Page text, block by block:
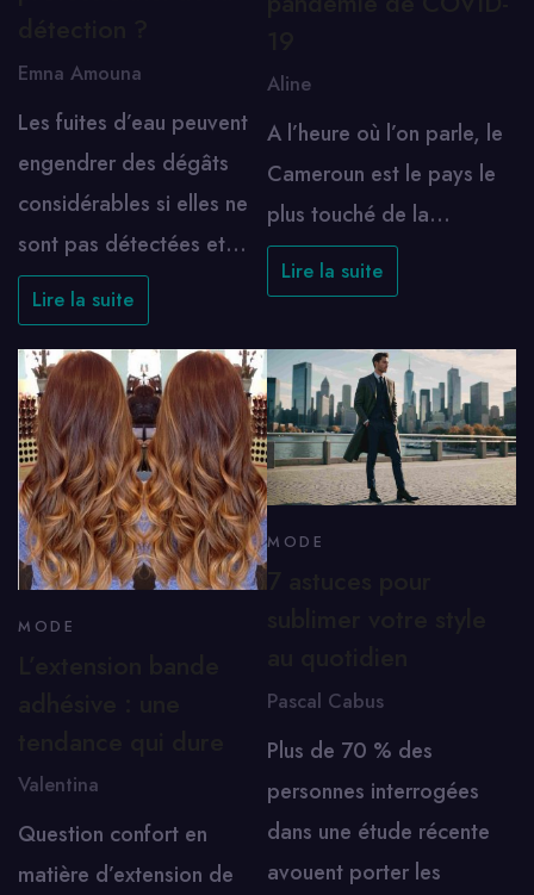
Emna Amouna
Les fuites d’eau peuvent
engendrer des dégâts
considérables si elles ne
sont pas détectées et…
Lire la suite
Aline
A l’heure où l’on parle, le
Cameroun est le pays le
plus touché de la…
Lire la suite
MODE
Valentina
Question confort en
matière d’extension de
MODE
Pascal Cabus
Plus de 70 % des
personnes interrogées
dans une étude récente
avouent porter les